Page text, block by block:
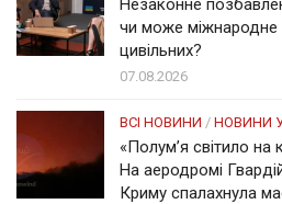
Незаконне
чи може міжнародне
цивільних?
07.08.2026
ВСІ НОВИНИ / НОВИНИ
«Полум’я світило на
На аеродромі
Криму спалахнула